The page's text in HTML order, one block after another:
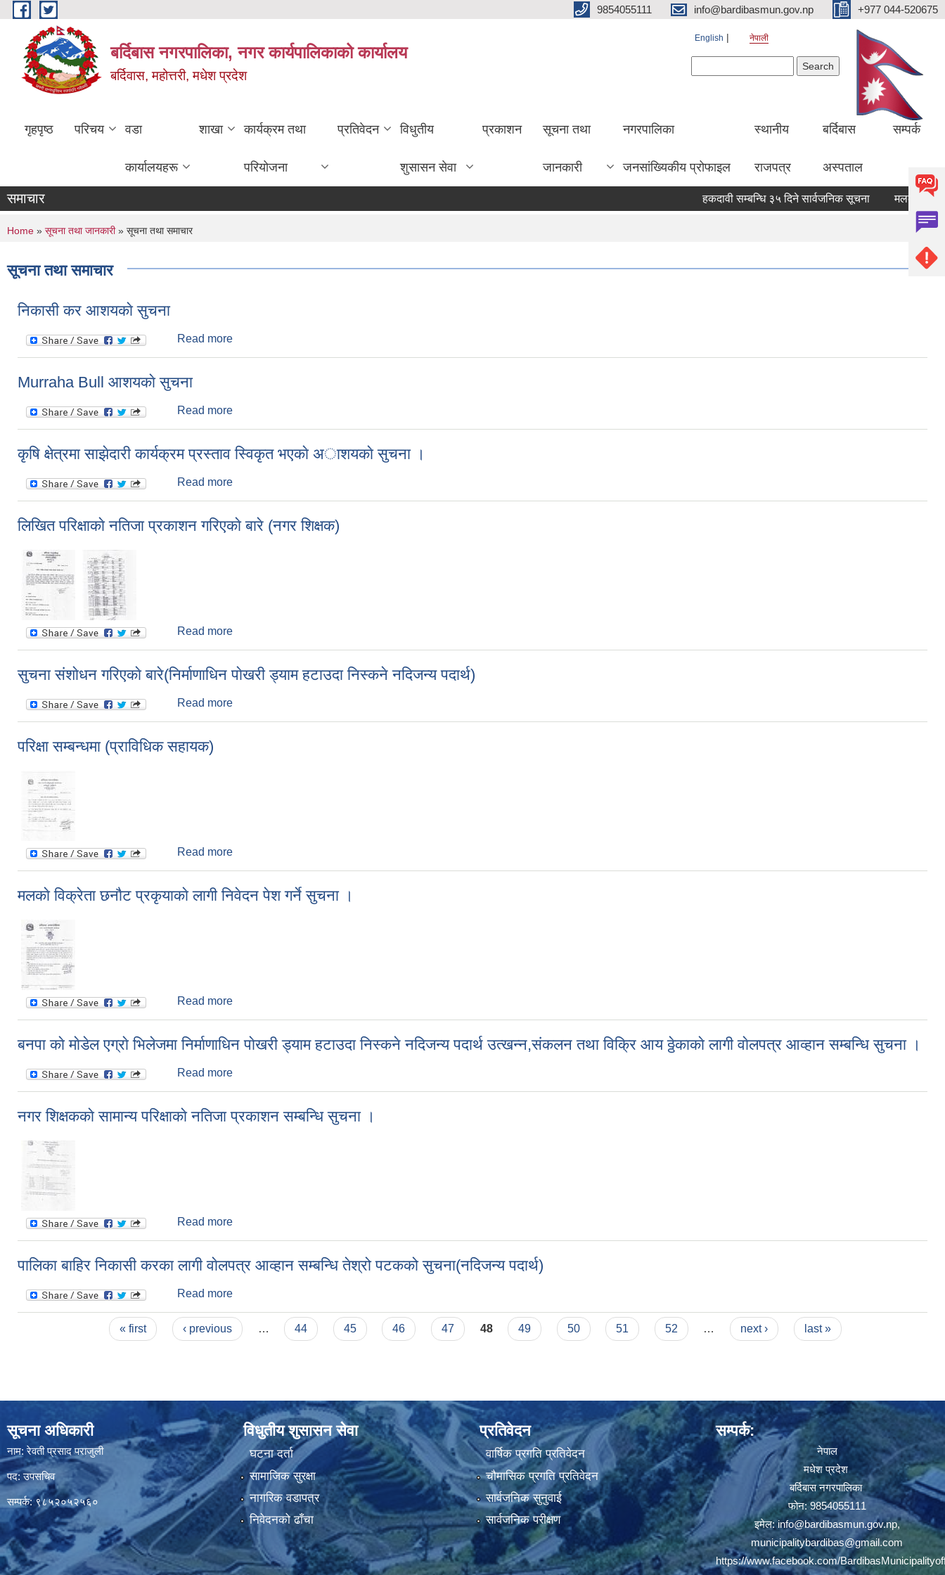
Skip to main content 9854055111 info@bardibasmun.gov.np +977 044-520675
बर्दिबास नगरपालिका, नगर कार्यपालिकाको कार्यालय
बर्दिवास, महोत्तरी, मधेश प्रदेश
English नेपाली
गृहपृष्ठ परिचय वडा
कार्यालयहरू
शाखा कार्यक्रम तथा
परियोजना
प्रतिवेदन विधुतीय
शुसासन सेवा
प्रकाशन सूचना तथा
जानकारी
नगरपालिका
जनसांख्यिकीय प्रोफाइल
स्थानीय
राजपत्र
बर्दिबास
अस्पताल
सम्पर्क
समाचार हकदावी सम्बन्धि ३५ दिने सार्वजनिक सूचना मलको कोटा
You are here
Home » सूचना तथा जानकारी» सूचना तथा समाचार
सूचना तथा समाचार
निकासी कर आशयकाे सुचना
Read more
Murraha Bull आशयकाे सुचना
Read more
कृषि क्षेत्रमा साझेदारी कार्यक्रम प्रस्ताव स्विकृत भएकाे अाशयकाे सुचना ।
Read more
लिखित परिक्षाकाे नतिजा प्रकाशन गरिएकाे बारे (नगर शिक्षक)
Read more
सुचना संशाेधन गरिएकाे बारे(निर्माणाधिन पाेखरी ड्याम हटाउदा निस्कने नदिजन्य पदार्थ)
Read more
परिक्षा सम्बन्धमा (प्राविधिक सहायक)
Read more
मलकाे विक्रेता छनाैट प्रकृयाकाे लागी निवेदन पेश गर्ने सुचना ।
Read more
बनपा काे माेडेल एग्राे भिलेजमा निर्माणाधिन पाेखरी ड्याम हटाउदा निस्कने नदिजन्य पदार्थ उत्खन्न,संकलन तथा विक्रि आय ठ्ठेकाकाे लागी वाेलपत्र आव्हान सम्बन्धि सुचना ।
Read more
नगर शिक्षककाे सामान्य परिक्षाकाे नतिजा प्रकाशन सम्बन्धि सुचना ।
Read more
पालिका बाहिर निकासी करका लागी वाेलपत्र आव्हान सम्बन्धि तेश्रो पटकको सुचना(नदिजन्य पदार्थ)
Read more
« first ‹ previous … 44 45 46 47 48 49 50 51 52 … next › last »
सूचना अधिकारी
नाम: रेवती प्रसाद पराजुली
पद: उपसचिव
सम्पर्क: ९८५२०५२५६०
विधुतीय शुसासन सेवा
घटना दर्ता
सामाजिक सुरक्षा
नागरिक वडापत्र
निवेदनको ढाँचा
प्रतिवेदन
वार्षिक प्रगति प्रतिवेदन
चौमासिक प्रगति प्रतिवेदन
सार्वजनिक सुनुवाई
सार्वजनिक परीक्षण
सम्पर्क:
नेपाल
मधेश प्रदेश
बर्दिबास नगरपालिका
फोन: 9854055111
इमेल:info@bardibasmun.gov.np,
municipalitybardibas@gmail.com
https://www.facebook.com/